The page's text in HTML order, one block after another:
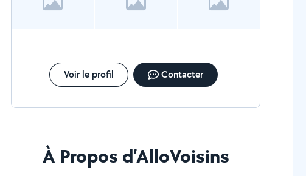
Voir le profil Contacter
À Propos d’AlloVoisins